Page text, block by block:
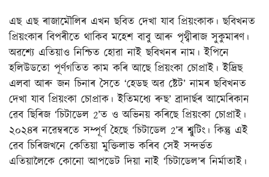
এছ এছ ৰাজামৌলিৰ এখন ছবিত দেখা যাব প্ৰিয়ংকাক। ছবিখনত
প্ৰিয়ংকাৰ বিপৰীতে থাকিব মহেশ বাবু আৰু পৃথ্বীৰাজ সুকুমাৰণ।
অৱশ্যে এতিয়াও নিশ্চিত হোৱা নাই ছবিখনৰ নাম। ইপিনে
হলিউডতো পূৰ্ণগতিত কাম কৰি আছে প্ৰিয়ংকা চোপ্ৰাই। ইদ্ৰিছ
এলবা আৰু জন চিনাৰ সৈতে ‘হেডছ অৱ ষ্টেট’ নামৰ ছবিখনত
দেখা যাব প্ৰিয়ংকা চোপ্ৰাক। ইতিমধ্যে ৰুছ’ ব্রাদাৰ্ছৰ আমেৰিকান
ৱেব ছিৰিজ ‘চিটাডেল 2’ত ও অভিনয় কৰিছে প্ৰিয়ংকা চোপ্ৰাই।
২০২৪ৰ নৱেম্বৰতে সম্পূৰ্ণ হৈছে ‘চিটাডেল 2’ৰ শ্বুটিং। কিন্তু এই
ৱেব চিৰিজখনে কেতিয়া মুক্তিলাভ কৰিব সেই সন্দৰ্ভত
এতিয়ালৈকে কোনো আপডেট দিয়া নাই ‘চিটাডেল’ৰ নিৰ্মাতাই।